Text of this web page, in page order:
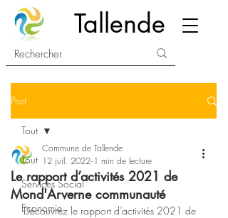
Tallende
Post
Tout
Services Social
Economie
Tout
Le rapport d’activités 2021 de
Mond'Arverne communauté
Commune de Tallende
12 juil. 2022 1 min de lecture
Découvrez le rapport d’activités 2021 de